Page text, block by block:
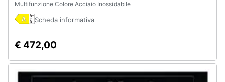
Multifunzione Colore Acciaio Inossidabile
Scheda informativa
€ 472,00